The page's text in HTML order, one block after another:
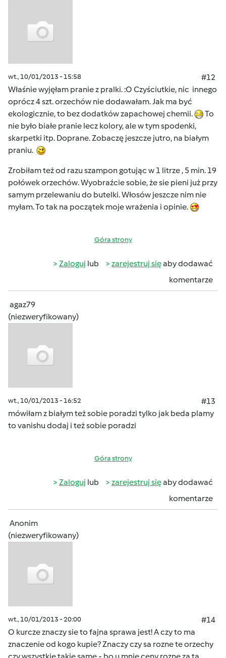
wt., 10/01/2013 - 15:58
#12
Właśnie wyjęłam pranie z pralki. :O Czyściutkie, nic innego
oprócz 4 szt. orzechów nie dodawałam. Jak ma być
ekologicznie, to bez dodatków zapachowej chemii.
To
nie było białe pranie lecz kolory, ale w tym spodenki,
skarpetki itp. Doprane. Zobaczę jeszcze jutro, na białym
praniu.
Zrobiłam też od razu szampon gotując w 1 litrze , 5 min. 19
połówek orzechów. Wyobraźcie sobie, że sie pieni już przy
samym przelewaniu do butelki. Włosów jeszcze nim nie
myłam. To tak na początek moje wrażenia i opinie.
Góra strony
Zaloguj lub zarejestruj sięaby dodawać
komentarze
agaz79
(niezweryfikowany)
wt., 10/01/2013 - 16:52
#13
mówiłam z białym też sobie poradzi tylko jak beda plamy
to vanishu dodaj i też sobie poradzi
Góra strony
Zaloguj lub zarejestruj sięaby dodawać
komentarze
Anonim
(niezweryfikowany)
wt., 10/01/2013 - 20:00
#14
O kurcze znaczy sie to fajna sprawa jest! A czy to ma
znaczenie od kogo kupie? Znaczy czy sa rozne te orzechy